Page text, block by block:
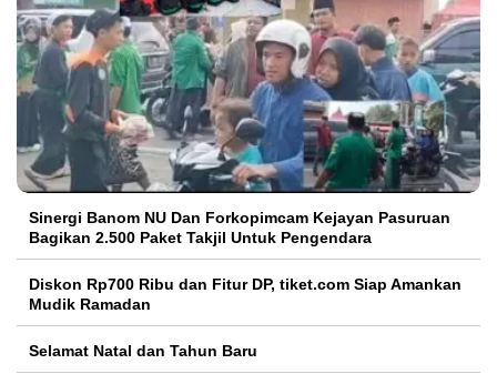
Sinergi Banom NU Dan Forkopimcam Kejayan Pasuruan
Bagikan 2.500 Paket Takjil Untuk Pengendara
Diskon Rp700 Ribu dan Fitur DP, tiket.com Siap Amankan
Mudik Ramadan
Selamat Natal dan Tahun Baru